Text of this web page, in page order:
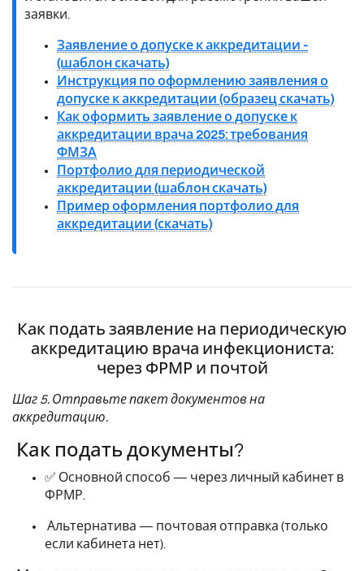
заявки.
Заявление о допуске к аккредитации -
(шаблон скачать)
Инструкция по оформлению заявления о
допуске к аккредитации (образец скачать)
Как оформить заявление о допуске к
аккредитации врача 2025: требования
ФМЗА
Портфолио для периодической
аккредитации (шаблон скачать)
Пример оформления портфолио для
аккредитации (скачать)
Как подать заявление на периодическую
аккредитацию врача инфекциониста:
через ФРМР и почтой
Шаг 5. Отправьте пакет документов на
аккредитацию.
Как подать документы?
✅ Основной способ — через личный кабинет в
ФРМР.
Альтернатива — почтовая отправка (только
если кабинета нет).